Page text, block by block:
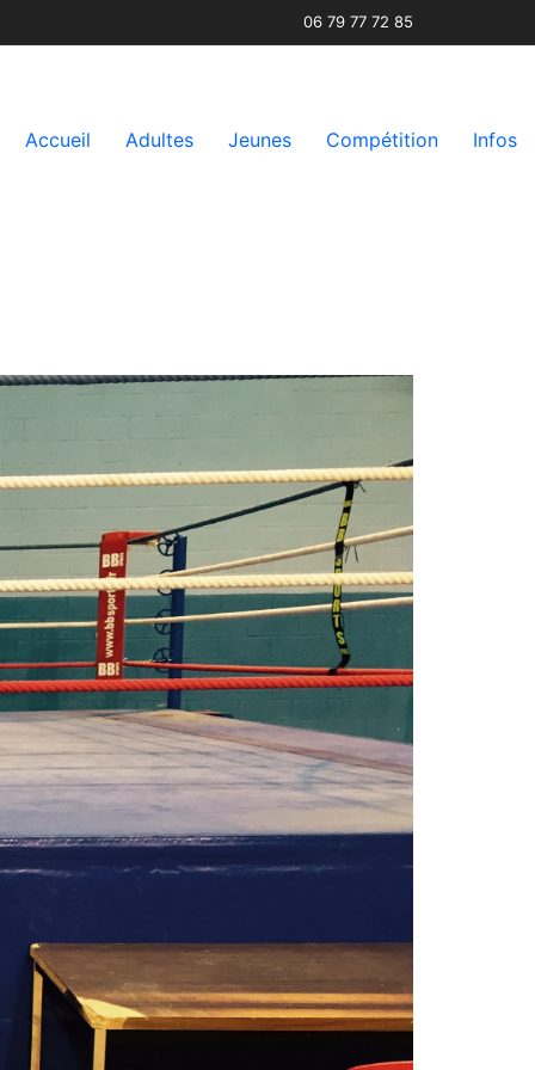
06 79 77 72 85
Accueil Adultes Jeunes Compétition Infos